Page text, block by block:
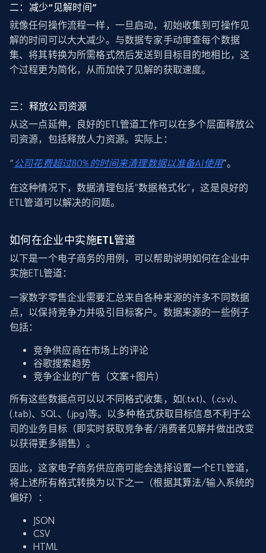
二：减少“见解时间”
就像任何操作流程一样，一旦启动，初始收集到可操作见
解的时间可以大大减少。与数据专家手动审查每个数据
集、将其转换为所需格式然后发送到目标目的地相比，这
个过程更为简化，从而加快了见解的获取速度。
三：释放公司资源
从这一点延伸，良好的ETL管道工作可以在多个层面释放公
司资源，包括释放人力资源。实际上：
“公司花费超过80%的时间来清理数据以准备AI使用”。
在这种情况下，数据清理包括“数据格式化”，这是良好的
ETL管道可以解决的问题。
如何在企业中实施ETL管道
以下是一个电子商务的用例，可以帮助说明如何在企业中
实施ETL管道：
一家数字零售企业需要汇总来自各种来源的许多不同数据
点，以保持竞争力并吸引目标客户。数据来源的一些例子
包括：
竞争供应商在市场上的评论
谷歌搜索趋势
竞争企业的广告（文案+图片）
所有这些数据点可以以不同格式收集，如(.txt)、(.csv)、
(.tab)、SQL、(.jpg)等。以多种格式获取目标信息不利于公
司的业务目标（即实时获取竞争者/消费者见解并做出改变
以获得更多销售）。
因此，这家电子商务供应商可能会选择设置一个ETL管道，
将上述所有格式转换为以下之一（根据其算法/输入系统的
偏好）：
JSON
CSV
HTML